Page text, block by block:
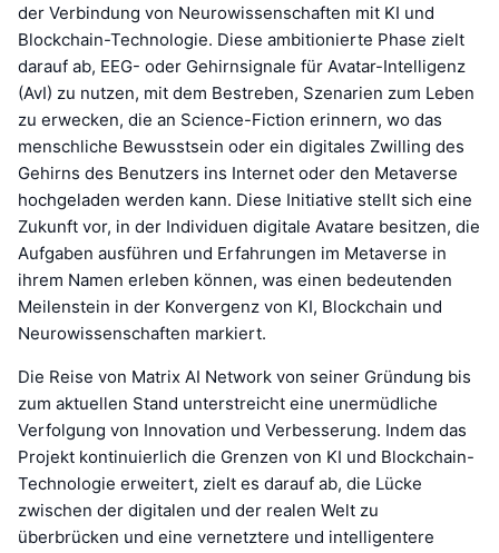
der Verbindung von Neurowissenschaften mit KI und
Blockchain-Technologie. Diese ambitionierte Phase zielt
darauf ab, EEG- oder Gehirnsignale für Avatar-Intelligenz
(AvI) zu nutzen, mit dem Bestreben, Szenarien zum Leben
zu erwecken, die an Science-Fiction erinnern, wo das
menschliche Bewusstsein oder ein digitales Zwilling des
Gehirns des Benutzers ins Internet oder den Metaverse
hochgeladen werden kann. Diese Initiative stellt sich eine
Zukunft vor, in der Individuen digitale Avatare besitzen, die
Aufgaben ausführen und Erfahrungen im Metaverse in
ihrem Namen erleben können, was einen bedeutenden
Meilenstein in der Konvergenz von KI, Blockchain und
Neurowissenschaften markiert.
Die Reise von Matrix AI Network von seiner Gründung bis
zum aktuellen Stand unterstreicht eine unermüdliche
Verfolgung von Innovation und Verbesserung. Indem das
Projekt kontinuierlich die Grenzen von KI und Blockchain-
Technologie erweitert, zielt es darauf ab, die Lücke
zwischen der digitalen und der realen Welt zu
überbrücken und eine vernetztere und intelligentere